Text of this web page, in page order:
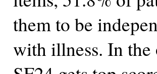
them to be
with illness. In the